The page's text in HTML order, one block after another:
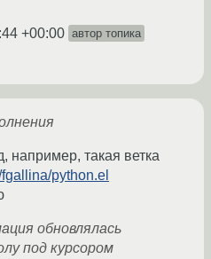
+00:00 автор топика
например, такая ветка
python.el
обновлялась
под курсором